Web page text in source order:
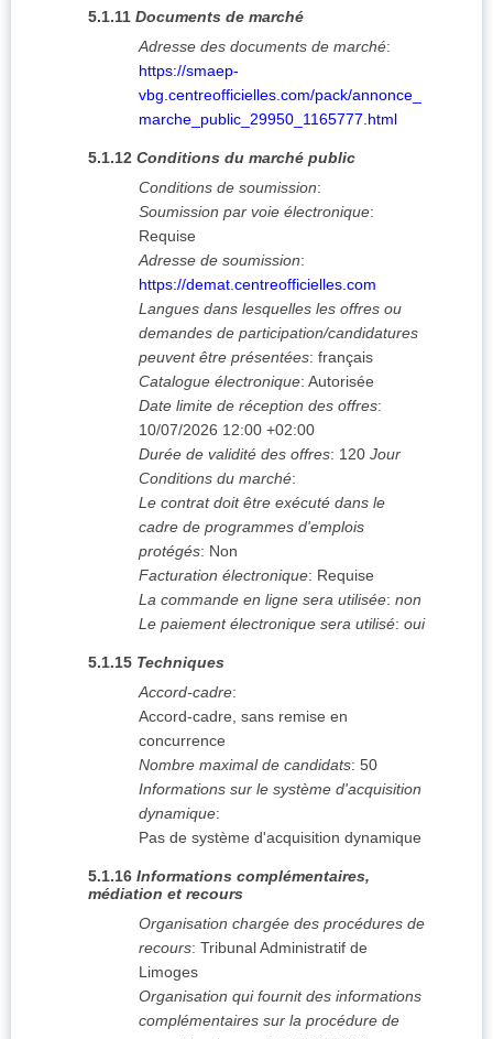
5.1.11 Documents de marché
Adresse des documents de marché:
https://smaep-
vbg.centreofficielles.com/pack/annonce_
marche_public_29950_1165777.html
5.1.12 Conditions du marché public
Conditions de soumission:
Soumission par voie électronique:
Requise
Adresse de soumission:
https://demat.centreofficielles.com
Langues dans lesquelles les offres ou
demandes de participation/candidatures
peuvent être présentées: français
Catalogue électronique: Autorisée
Date limite de réception des offres:
10/07/2026 12:00 +02:00
Durée de validité des offres: 120 Jour
Conditions du marché:
Le contrat doit être exécuté dans le
cadre de programmes d'emplois
protégés: Non
Facturation électronique: Requise
La commande en ligne sera utilisée: non
Le paiement électronique sera utilisé: oui
5.1.15 Techniques
Accord-cadre:
Accord-cadre, sans remise en
concurrence
Nombre maximal de candidats: 50
Informations sur le système d'acquisition
dynamique:
Pas de système d'acquisition dynamique
5.1.16 Informations complémentaires,
médiation et recours
Organisation chargée des procédures de
recours: Tribunal Administratif de
Limoges
Organisation qui fournit des informations
complémentaires sur la procédure de